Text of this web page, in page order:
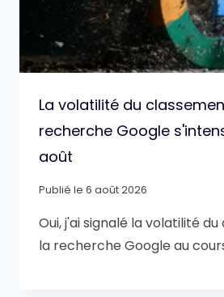
La volatilité du
recherche Google
août
Publié le 6 août 2026
Oui, j'ai signalé la volatilité
la recherche Google au